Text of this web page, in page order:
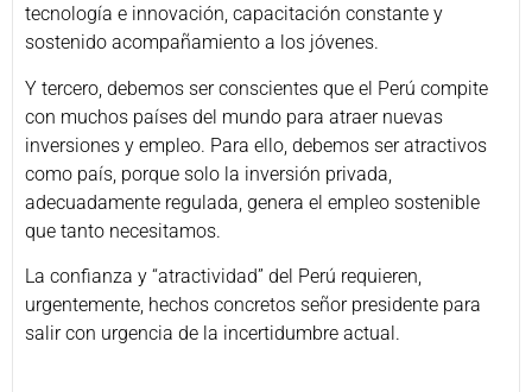
tecnología e innovación, capacitación constante y
sostenido acompañamiento a los jóvenes.
Y tercero, debemos ser conscientes que el Perú compite
con muchos países del mundo para atraer nuevas
inversiones y empleo. Para ello, debemos ser atractivos
como país, porque solo la inversión privada,
adecuadamente regulada, genera el empleo sostenible
que tanto necesitamos.
La confianza y “atractividad” del Perú requieren,
urgentemente, hechos concretos señor presidente para
salir con urgencia de la incertidumbre actual.